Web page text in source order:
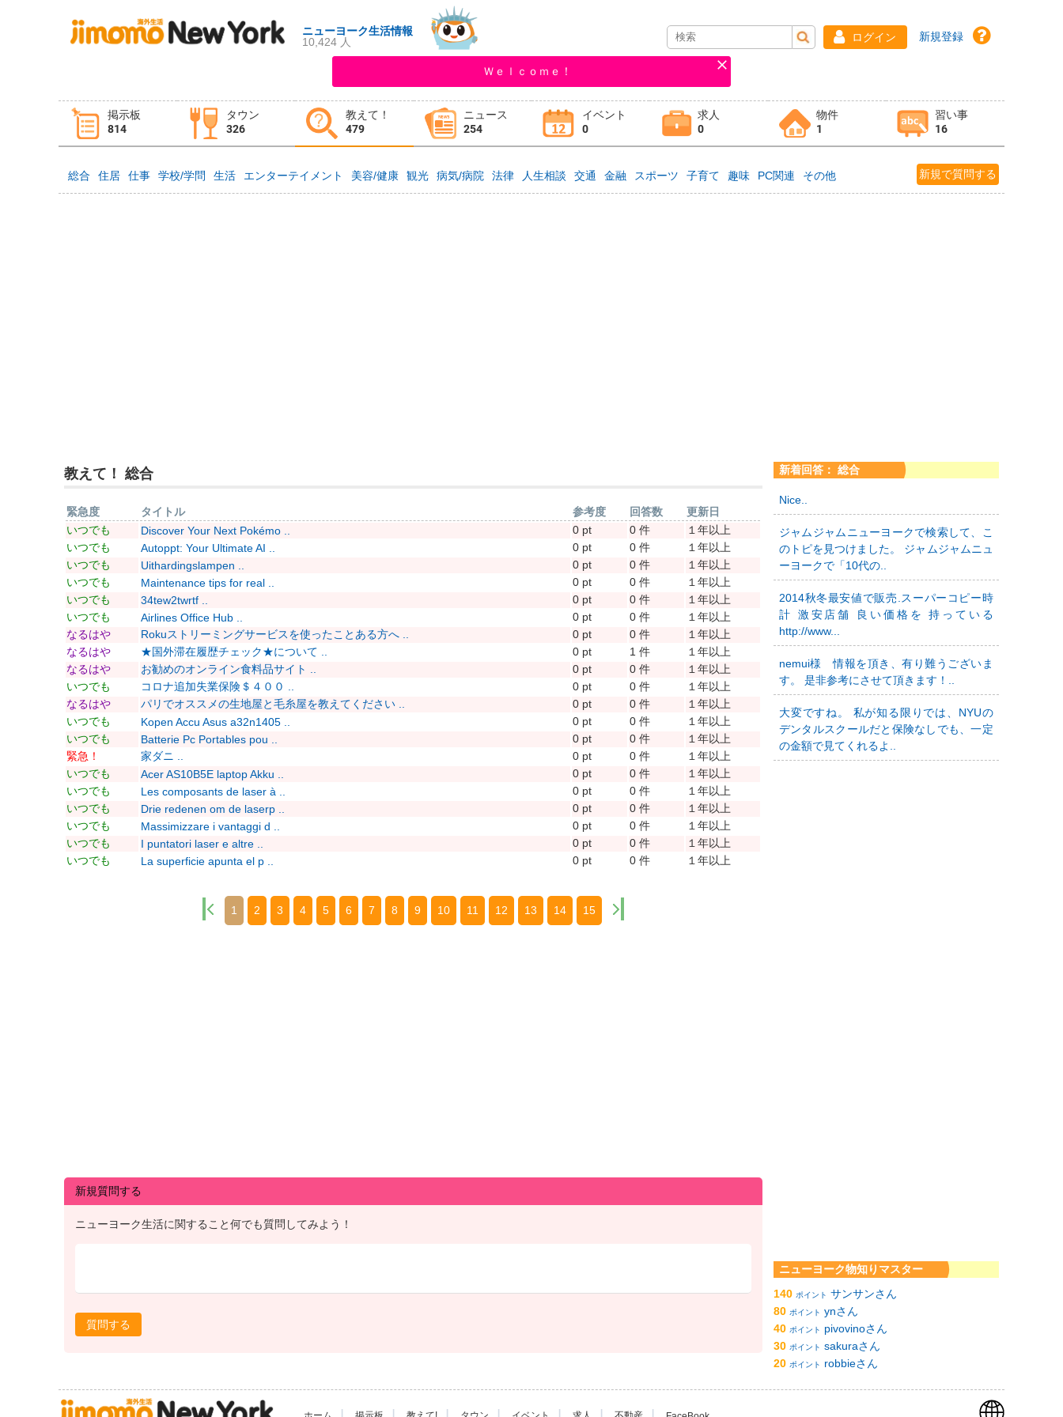
ニューヨーク生活情報
10,424 人
ログイン 新規登録
Ｗｅｌｃｏｍｅ！
掲示板
814
タウン
326
教えて！
479
ニュース
254
イベント
0
求人
0
物件
1
習い事
16
タウン情報 教えて！
イベント 求人
総合 住居 仕事 学校/学問 生活 エンターテイメント 美容/健康 観光 病気/病院 法律 人生相談 交通 金融 スポーツ 子育て 趣味 PC関連 その他 新規で質問する
教えて！ 総合
緊急度 タイトル 参考度 回答数
更新日
いつでも
Discover Your Next Pokémo .. 0 pt 0 件
１年以上
いつでも
Autoppt: Your Ultimate AI .. 0 pt 0 件
１年以上
いつでも
Uithardingslampen .. 0 pt 0 件
１年以上
いつでも
Maintenance tips for real .. 0 pt 0 件
１年以上
いつでも
34tew2twrtf .. 0 pt 0 件
１年以上
いつでも
Airlines Office Hub .. 0 pt 0 件
１年以上
なるはや
Rokuストリーミングサービスを使ったことある方へ .. 0 pt 0 件
１年以上
なるはや
★国外滞在履歴チェック★について .. 0 pt 1 件
１年以上
なるはや
お勧めのオンライン食料品サイト .. 0 pt 0 件
１年以上
いつでも
コロナ追加失業保険＄４００ .. 0 pt 0 件
１年以上
なるはや
パリでオススメの生地屋と毛糸屋を教えてください .. 0 pt 0 件
１年以上
いつでも
Kopen Accu Asus a32n1405 .. 0 pt 0 件
１年以上
いつでも
Batterie Pc Portables pou .. 0 pt 0 件
１年以上
緊急！
家ダニ .. 0 pt 0 件
１年以上
いつでも
Acer AS10B5E laptop Akku .. 0 pt 0 件
１年以上
いつでも
Les composants de laser à .. 0 pt 0 件
１年以上
いつでも
Drie redenen om de laserp .. 0 pt 0 件
１年以上
いつでも
Massimizzare i vantaggi d .. 0 pt 0 件
１年以上
いつでも
I puntatori laser e altre .. 0 pt 0 件
１年以上
いつでも
La superficie apunta el p .. 0 pt 0 件 １年以上
1 2 3 4 5 6 7 8 9 10 11 12 13 14 15
新規質問する
ニューヨーク生活に関すること何でも質問してみよう！
質問する
新着回答： 総合
Nice..
ジャムジャムニューヨークで検索して、こ
のトピを見つけました。 ジャムジャムニュ
ーヨークで「10代の..
2014秋冬最安値で販売.スーパーコピー時
計 激安店舗 良い価格を 持っている
http://www...
nemui様 情報を頂き、有り難うございま
す。 是非参考にさせて頂きます！..
大変ですね。 私が知る限りでは、NYUの
デンタルスクールだと保険なしでも、一定
の金額で見てくれるよ..
ニューヨーク物知りマスター
140 ポイント サンサンさん
80 ポイント ynさん
40 ポイント
pivovinoさん
30 ポイント sakuraさん
20 ポイント robbieさん